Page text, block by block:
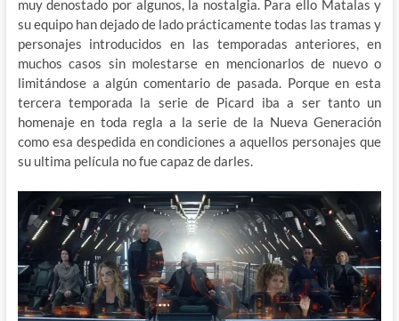
muy denostado por algunos, la nostalgia. Para ello Matalas y
su equipo han dejado de lado prácticamente todas las tramas y
personajes introducidos en las temporadas anteriores, en
muchos casos sin molestarse en mencionarlos de nuevo o
limitándose a algún comentario de pasada. Porque en esta
tercera temporada la serie de Picard iba a ser tanto un
homenaje en toda regla a la serie de la Nueva Generación
como esa despedida en condiciones a aquellos personajes que
su ultima película no fue capaz de darles.